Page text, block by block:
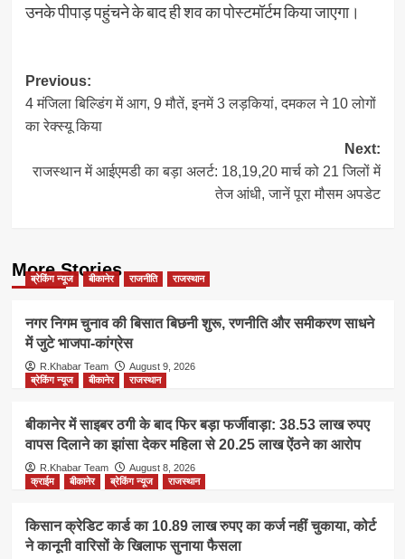
उनके पीपाड़ पहुंचने के बाद ही शव का पोस्टमॉर्टम किया जाएगा।
Post
navigation
Previous:
4 मंजिला बिल्डिंग में आग, 9 मौतें, इनमें 3 लड़कियां, दमकल ने 10 लोगों
का रेक्स्यू किया
Next:
राजस्थान में आईएमडी का बड़ा अलर्ट: 18,19,20 मार्च को 21 जिलों में
तेज आंधी, जानें पूरा मौसम अपडेट
More Stories
ब्रेकिंग न्यूज बीकानेर राजनीति राजस्थान
नगर निगम चुनाव की बिसात बिछनी शुरू, रणनीति और समीकरण साधने
में जुटे भाजपा-कांग्रेस
R.Khabar Team
August 9, 2026
ब्रेकिंग न्यूज
बीकानेर राजस्थान
बीकानेर में साइबर ठगी के बाद फिर बड़ा फर्जीवाड़ा: 38.53 लाख रुपए
वापस दिलाने का झांसा देकर महिला से 20.25 लाख ऐंठने का आरोप
R.Khabar Team
August 8, 2026
क्राईम
बीकानेर ब्रेकिंग न्यूज राजस्थान
किसान क्रेडिट कार्ड का 10.89 लाख रुपए का कर्ज नहीं चुकाया, कोर्ट
ने कानूनी वारिसों के खिलाफ सुनाया फैसला